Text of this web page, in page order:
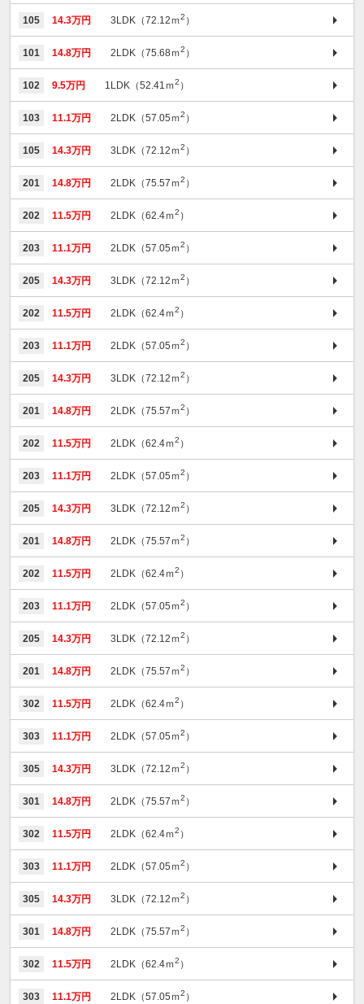
105 14.3万円 3LDK（72.12ｍ2 ）
101 14.8万円 2LDK（75.68ｍ2 ）
102 9.5万円 1LDK（52.41ｍ2 ）
103 11.1万円 2LDK（57.05ｍ2 ）
105 14.3万円 3LDK（72.12ｍ2 ）
201 14.8万円 2LDK（75.57ｍ2 ）
202 11.5万円 2LDK（62.4ｍ2 ）
203 11.1万円 2LDK（57.05ｍ2 ）
205 14.3万円 3LDK（72.12ｍ2 ）
202 11.5万円 2LDK（62.4ｍ2 ）
203 11.1万円 2LDK（57.05ｍ2 ）
205 14.3万円 3LDK（72.12ｍ2 ）
201 14.8万円 2LDK（75.57ｍ2 ）
202 11.5万円 2LDK（62.4ｍ2 ）
203 11.1万円 2LDK（57.05ｍ2 ）
205 14.3万円 3LDK（72.12ｍ2 ）
201 14.8万円 2LDK（75.57ｍ2 ）
202 11.5万円 2LDK（62.4ｍ2 ）
203 11.1万円 2LDK（57.05ｍ2 ）
205 14.3万円 3LDK（72.12ｍ2 ）
201 14.8万円 2LDK（75.57ｍ2 ）
302 11.5万円 2LDK（62.4ｍ2 ）
303 11.1万円 2LDK（57.05ｍ2 ）
305 14.3万円 3LDK（72.12ｍ2 ）
301 14.8万円 2LDK（75.57ｍ2 ）
302 11.5万円 2LDK（62.4ｍ2 ）
303 11.1万円 2LDK（57.05ｍ2 ）
305 14.3万円 3LDK（72.12ｍ2 ）
301 14.8万円 2LDK（75.57ｍ2 ）
302 11.5万円 2LDK（62.4ｍ2 ）
303 11.1万円 2LDK（57.05ｍ2 ）